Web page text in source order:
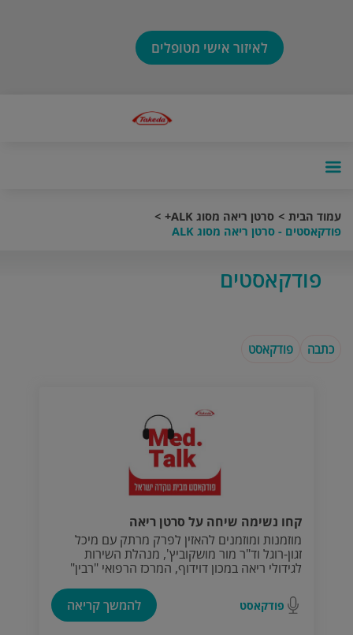
לאיזור אישי מטופלים
עמוד הבית
סרטן ריאה מסוג ALK+
פודקאסטים - סרטן ריאה מסוג ALK
פודקאסטים
כתבה פודקאסט
קחו נשימה שיחה על סרטן ריאה
מוזמנות ומוזמנים להאזין לפרק מרתק עם מיכל
זגון-רוגל וד"ר מור מושקוביץ', מנהלת השירות
לגידולי ריאה במכון דוידוף, המרכז הרפואי "רבין"
החשובות בסרטן ריאה: מהו סרטן ריאה ומה הם
שלבי המחלה?
פודקאסט להמשך קריאה